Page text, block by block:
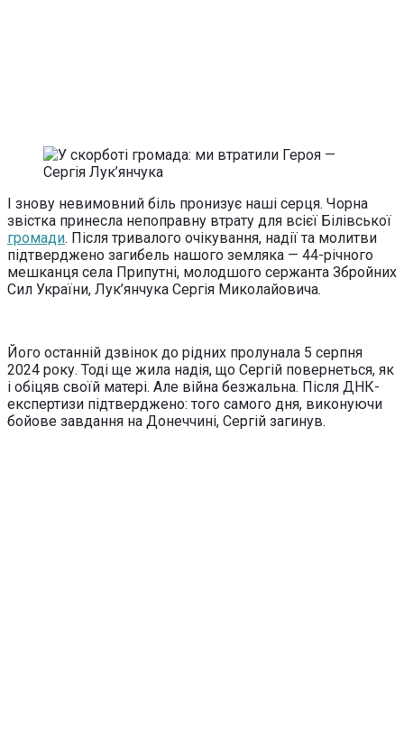
І знову невимовний біль пронизує наші серця. Чорна
звістка принесла непоправну втрату для всієї Білівської
громади. Після тривалого очікування, надії та молитви
підтверджено загибель нашого земляка — 44-річного
мешканця села Припутні, молодшого сержанта Збройних
Сил України, Лук’янчука Сергія Миколайовича.
Його останній дзвінок до рідних пролунала 5 серпня
2024 року. Тоді ще жила надія, що Сергій повернеться, як
і обіцяв своїй матері. Але війна безжальна. Після ДНК-
експертизи підтверджено: того самого дня, виконуючи
бойове завдання на Донеччині, Сергій загинув.